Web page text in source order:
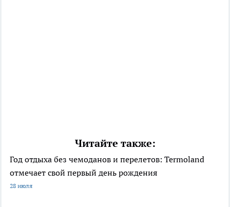
Читайте также:
Год отдыха без чемоданов и перелетов: Termoland
отмечает свой первый день рождения
28 июля